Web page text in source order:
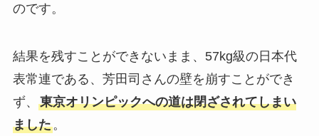
のです。
結果を残すことができないまま、57kg級の日本代
表常連である、芳田司さんの壁を崩すことができ
ず、 東京オリンピックへの道は閉ざされてしまい
ました。